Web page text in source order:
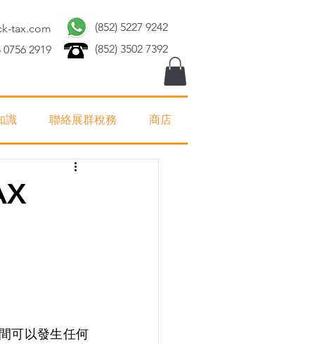
tax.com
2919
(852) 5227 9242
(852) 3502 7392
識 聯絡展群稅務 商店
可以發生任何